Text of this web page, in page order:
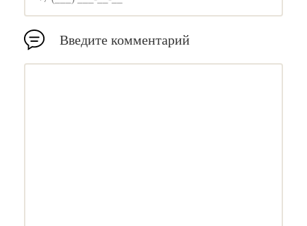
Введите комментарий